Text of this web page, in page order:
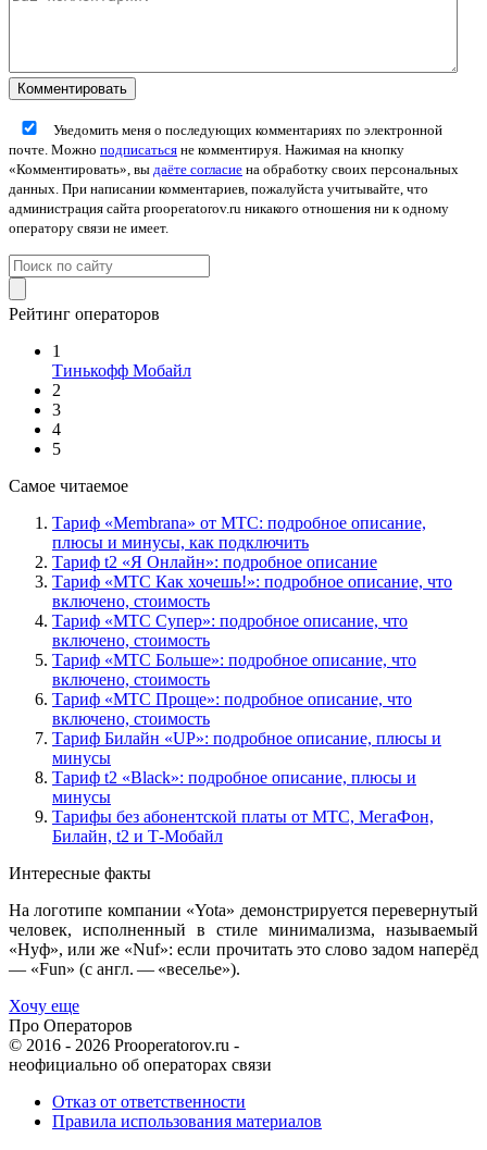
Уведомить меня о последующих комментариях по электронной
почте. Можно подписаться не комментируя. Нажимая на кнопку
«Комментировать», вы даёте согласие на обработку своих персональных
данных. При написании комментариев, пожалуйста учитывайте, что
администрация сайта prooperatorov.ru никакого отношения ни к одному
оператору связи не имеет.
Рейтинг операторов
1
Тинькофф Мобайл
2
3
4
5
Самое читаемое
Тариф «Membrana» от МТС: подробное описание,
плюсы и минусы, как подключить
Тариф t2 «Я Онлайн»: подробное описание
Тариф «МТС Как хочешь!»: подробное описание, что
включено, стоимость
Тариф «МТС Супер»: подробное описание, что
включено, стоимость
Тариф «МТС Больше»: подробное описание, что
включено, стоимость
Тариф «МТС Проще»: подробное описание, что
включено, стоимость
Тариф Билайн «UP»: подробное описание, плюсы и
минусы
Тариф t2 «Black»: подробное описание, плюсы и
минусы
Тарифы без абонентской платы от МТС, МегаФон,
Билайн, t2 и Т-Мобайл
Интересные факты
На логотипе компании «Yota» демонстрируется перевернутый
человек, исполненный в стиле минимализма, называемый
«Нуф», или же «Nuf»: если прочитать это слово задом наперёд
— «Fun» (с англ. — «веселье»).
Хочу еще
Про Операторов
© 2016 - 2026 Prooperatorov.ru -
неофициально об операторах связи
Отказ от ответственности
Правила использования материалов